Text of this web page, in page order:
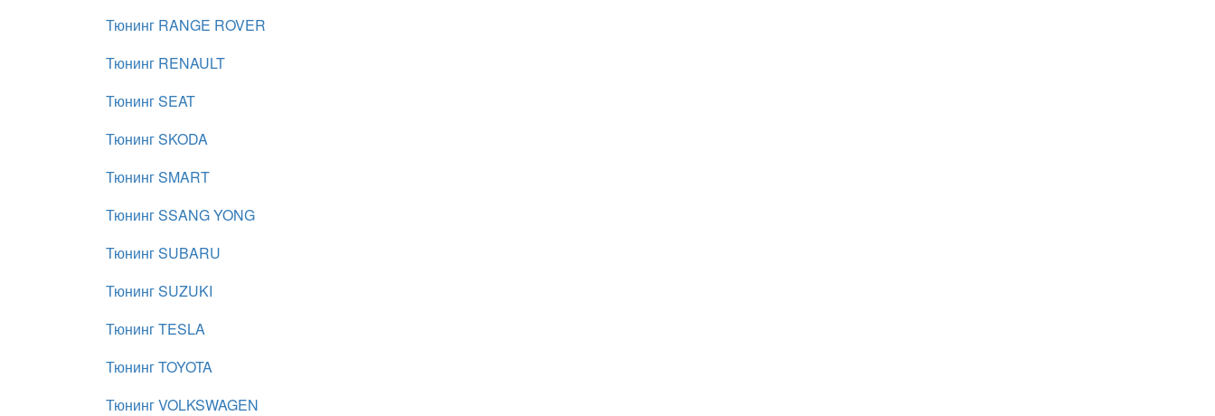
Тюнинг RANGE ROVER
Тюнинг RENAULT
Тюнинг SEAT
Тюнинг SKODA
Тюнинг SMART
Тюнинг SSANG YONG
Тюнинг SUBARU
Тюнинг SUZUKI
Тюнинг TESLA
Тюнинг TOYOTA
Тюнинг VOLKSWAGEN